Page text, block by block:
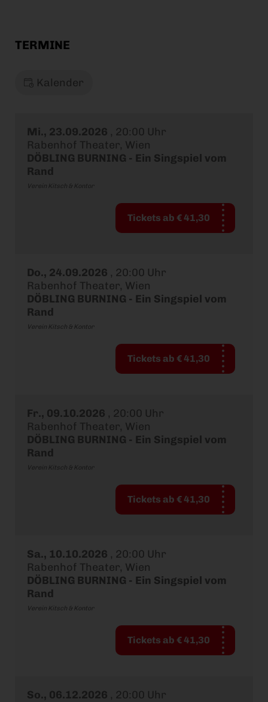
TERMINE
Kalender
Mi., 23.09.2026 , 20:00 Uhr
Rabenhof Theater, Wien
DÖBLING BURNING - Ein Singspiel vom
Rand
Verein Kitsch & Kontor
Tickets ab € 41,30
Do., 24.09.2026 , 20:00 Uhr
Rabenhof Theater, Wien
DÖBLING BURNING - Ein Singspiel vom
Rand
Verein Kitsch & Kontor
Tickets ab € 41,30
Fr., 09.10.2026 , 20:00 Uhr
Rabenhof Theater, Wien
DÖBLING BURNING - Ein Singspiel vom
Rand
Verein Kitsch & Kontor
Tickets ab € 41,30
Sa., 10.10.2026 , 20:00 Uhr
Rabenhof Theater, Wien
DÖBLING BURNING - Ein Singspiel vom
Rand
Verein Kitsch & Kontor
Tickets ab € 41,30
So., 06.12.2026 , 20:00 Uhr